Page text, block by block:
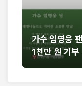
가수 임영웅
1천만 원 기부